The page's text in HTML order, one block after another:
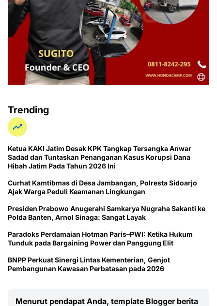
Trending
Ketua KAKI Jatim Desak KPK Tangkap Tersangka Anwar
Sadad dan Tuntaskan Penanganan Kasus Korupsi Dana
Hibah Jatim Pada Tahun 2026 Ini
Curhat Kamtibmas di Desa Jambangan, Polresta Sidoarjo
Ajak Warga Peduli Keamanan Lingkungan
Presiden Prabowo Anugerahi Samkarya Nugraha Sakanti ke
Polda Banten, Arnol Sinaga: Sangat Layak
Paradoks Perdamaian Hotman Paris–PWI: Ketika Hukum
Tunduk pada Bargaining Power dan Panggung Elit
BNPP Perkuat Sinergi Lintas Kementerian, Genjot
Pembangunan Kawasan Perbatasan pada 2026
Menurut pendapat Anda, template Blogger berita